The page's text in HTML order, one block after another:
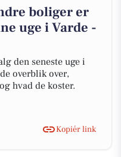
boliger er
uge i Varde -
den seneste uge i
overblik over,
hvad de koster.
Kopiér link